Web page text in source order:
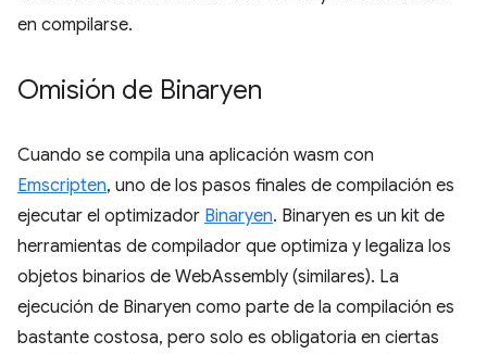
en compilarse.
Omisión de Binaryen
Cuando se compila una aplicación wasm con
Emscripten, uno de los pasos finales de compilación es
ejecutar el optimizador Binaryen. Binaryen es un kit de
herramientas de compilador que optimiza y legaliza los
objetos binarios de WebAssembly (similares). La
ejecución de Binaryen como parte de la compilación es
bastante costosa, pero solo es obligatoria en ciertas